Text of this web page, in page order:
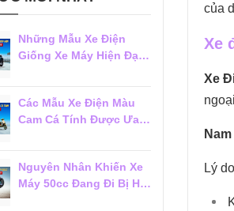
của
Xe
Xe
Lý
Những Mẫu Xe Điện
Giống Xe Máy Hiện Đại
Các Mẫu Xe Điện Màu
Cam Cá Tính Được Ưa
Nguyên Nhân Khiến Xe
Máy 50cc Đang Đi Bị Hụt